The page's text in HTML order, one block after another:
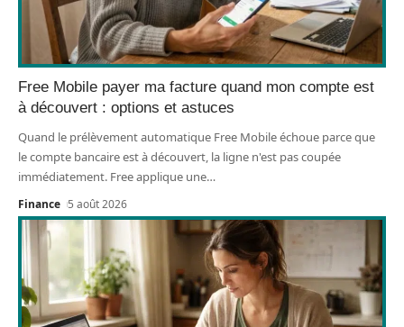
Free Mobile payer ma facture quand mon compte est
à découvert : options et astuces
Quand le prélèvement automatique Free Mobile échoue parce que
le compte bancaire est à découvert, la ligne n'est pas coupée
immédiatement. Free applique une…
Finance 5 août 2026